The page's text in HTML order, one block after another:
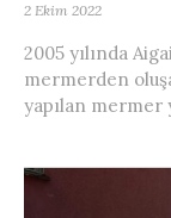
2 Ekim 2022
2005 yılında
mermerden
yapılan mermer